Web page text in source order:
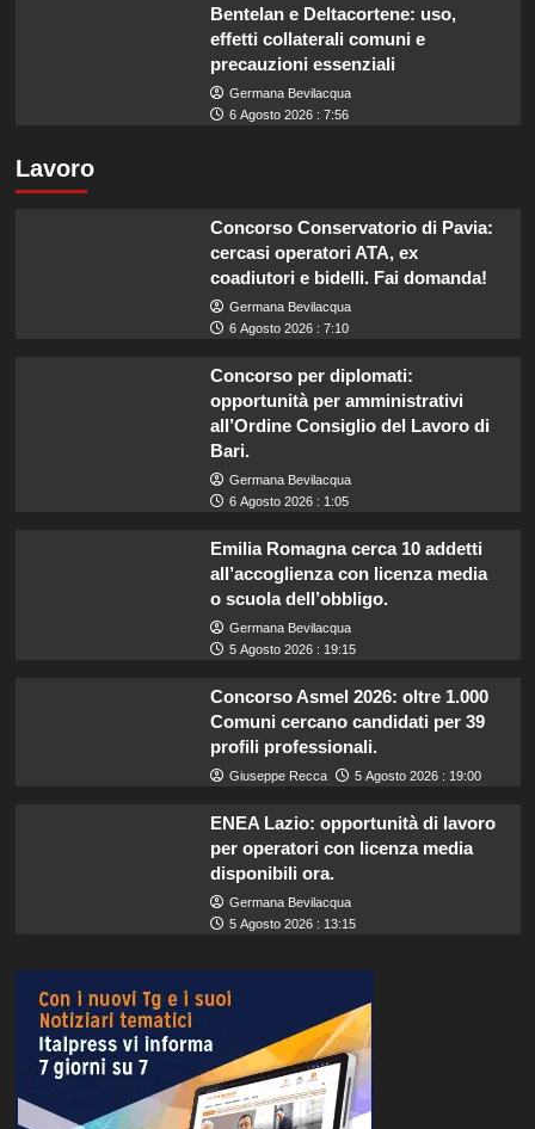
Bentelan e Deltacortene: uso,
effetti collaterali comuni e
precauzioni essenziali
Germana Bevilacqua
6 Agosto 2026 : 7:56
Lavoro
Concorso Conservatorio di Pavia:
cercasi operatori ATA, ex
coadiutori e bidelli. Fai domanda!
Germana Bevilacqua
6 Agosto 2026 : 7:10
Concorso per diplomati:
opportunità per amministrativi
all’Ordine Consiglio del Lavoro di
Bari.
Germana Bevilacqua
6 Agosto 2026 : 1:05
Emilia Romagna cerca 10 addetti
all’accoglienza con licenza media
o scuola dell’obbligo.
Germana Bevilacqua
5 Agosto 2026 : 19:15
Concorso Asmel 2026: oltre 1.000
Comuni cercano candidati per 39
profili professionali.
Giuseppe Recca 5 Agosto 2026 : 19:00
ENEA Lazio: opportunità di lavoro
per operatori con licenza media
disponibili ora.
Germana Bevilacqua
5 Agosto 2026 : 13:15